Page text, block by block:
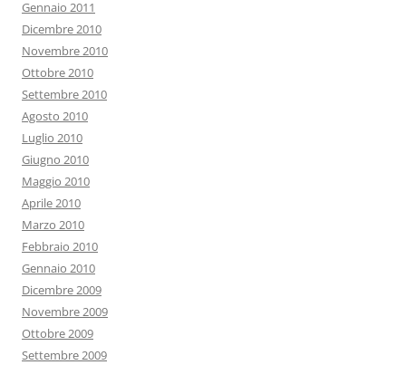
Gennaio 2011
Dicembre 2010
Novembre 2010
Ottobre 2010
Settembre 2010
Agosto 2010
Luglio 2010
Giugno 2010
Maggio 2010
Aprile 2010
Marzo 2010
Febbraio 2010
Gennaio 2010
Dicembre 2009
Novembre 2009
Ottobre 2009
Settembre 2009